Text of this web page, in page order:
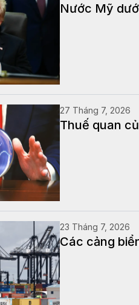
Nước Mỹ
27 Tháng 7, 2026
Thuế quan
23 Tháng 7, 2026
Các cảng